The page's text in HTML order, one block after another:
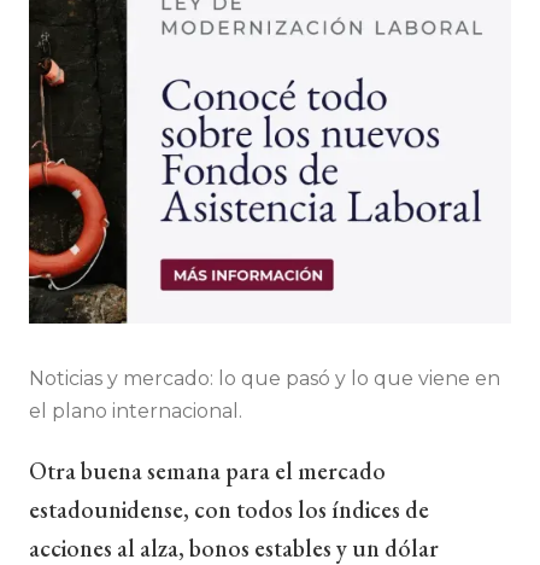
Noticias y mercado: lo que pasó y lo que viene en
el plano internacional.
Otra buena semana para el mercado
estadounidense, con todos los índices de
acciones al alza, bonos estables y un dólar